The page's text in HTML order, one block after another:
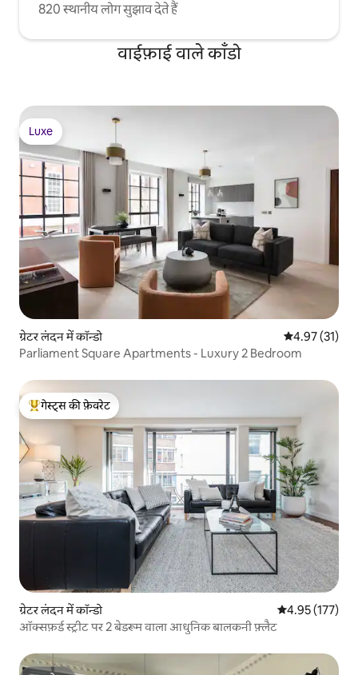
820 स्थानीय लोग सुझाव देते हैं
वाईफ़ाई वाले काँडो
Luxe
Luxe
ग्रेटर लंदन में कॉन्डो औसत रेटिंग 5 में
4.97 (31)
Parliament Square Apartments - Luxury 2 Bedroom
गेस्ट्स का टॉप फ़ेवरेट
गेस्ट्स की फ़ेवरेट
ग्रेटर लंदन में कॉन्डो औसत रेटिंग 5 में से
4.95 (177)
ऑक्सफ़र्ड स्ट्रीट पर 2 बेडरूम वाला आधुनिक बालकनी फ़्लैट